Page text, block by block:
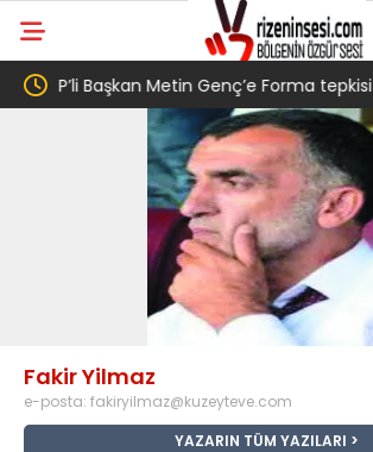
Forma tepkisi çığ Salah transferi sonrası
belediye başkanına
Fakir Yilmaz
e-posta: fakiryilmaz@kuzeyteve.com
YAZARIN TÜM YAZILARI